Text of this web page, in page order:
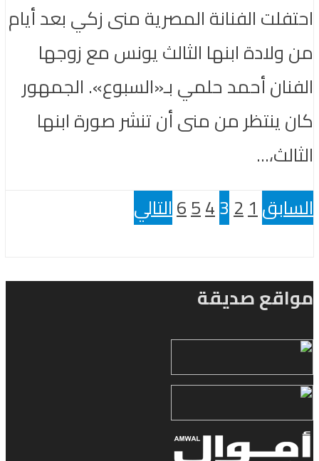
احتفلت الفنانة المصرية منى زكي بعد أيام
من ولادة ابنها الثالث يونس مع زوجها
الفنان أحمد حلمي بـ«السبوع». الجمهور
كان ينتظر من منى أن تنشر صورة ابنها
الثالث،...
السابق1
2
3
4
5
6التالي
مواقع صديقة